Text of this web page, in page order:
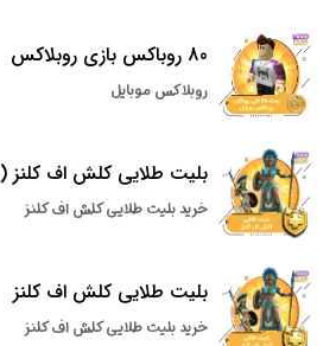
80 روباکس بازی روبلاکس
روبلاکس موبایل
بلیت طلایی کلش اف کلنز (3 دلاری)
خرید بلیت طلایی کلش اف کلنز
بلیت طلایی کلش اف کلنز
خرید بلیت طلایی کلش اف کلنز